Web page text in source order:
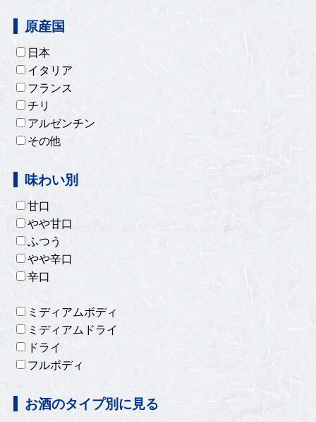
原産国
日本
イタリア
フランス
チリ
アルゼンチン
その他
味わい別
甘口
やや甘口
ふつう
やや辛口
辛口
ミディアムボディ
ミディアムドライ
ドライ
フルボディ
お酒のタイプ別に見る